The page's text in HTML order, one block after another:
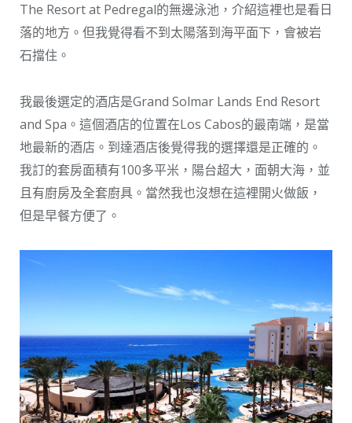
The Resort at Pedregal的無邊泳池，介紹這裡也是看日
落的地方。但我覺得看不到太陽落到海平面下，會被岩
石擋住。
我最後選定的酒店是Grand Solmar Lands End Resort
and Spa。這個酒店的位置在Los Cabos的最南端，是當
地最新的酒店。到達酒店後覺得我的選擇還是正確的。
我訂的套房面積有100多平米，陽台超大，面朝大海，並
且有廚房及全套廚具。當然我也沒想在這裡開火做飯，
但是早餐方便了。